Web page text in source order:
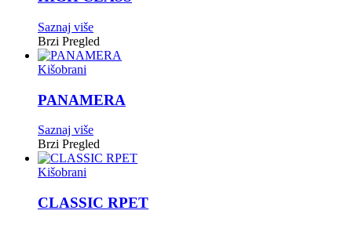
Saznaj više
Brzi Pregled
Kišobrani
PANAMERA
Saznaj više
Brzi Pregled
Kišobrani
CLASSIC RPET